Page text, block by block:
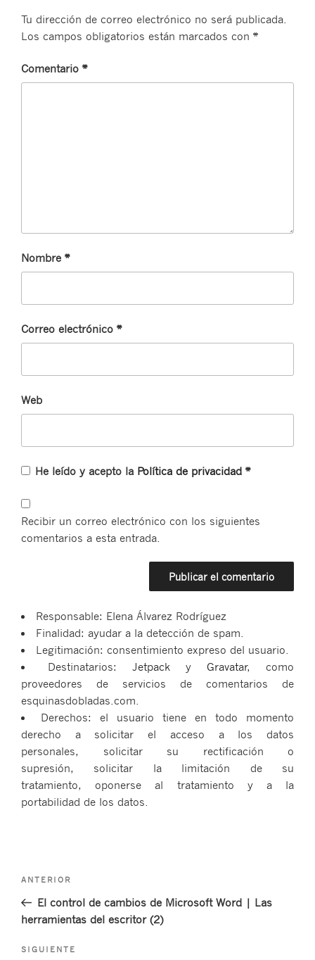
Tu dirección de correo electrónico no será publicada.
Los campos obligatorios están marcados con *
Comentario *
Nombre *
Correo electrónico *
Web
He leído y acepto la Política de privacidad *
Recibir un correo electrónico con los siguientes
comentarios a esta entrada.
Responsable: Elena Álvarez Rodríguez
Finalidad: ayudar a la detección de spam.
Legitimación: consentimiento expreso del usuario.
Destinatarios: Jetpack y Gravatar, como
proveedores de servicios de comentarios de
esquinasdobladas.com.
Derechos: el usuario tiene en todo momento
derecho a solicitar el acceso a los datos
personales, solicitar su rectificación o
supresión, solicitar la limitación de su
tratamiento, oponerse al tratamiento y a la
portabilidad de los datos.
entradas
Entrada
anterior:
ANTERIOR
El control de cambios de Microsoft Word | Las
herramientas del escritor (2)
Siguiente
SIGUIENTE